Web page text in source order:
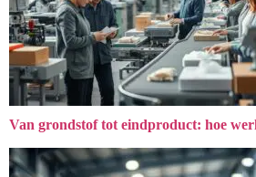
Van grondstof tot eindproduct: hoe